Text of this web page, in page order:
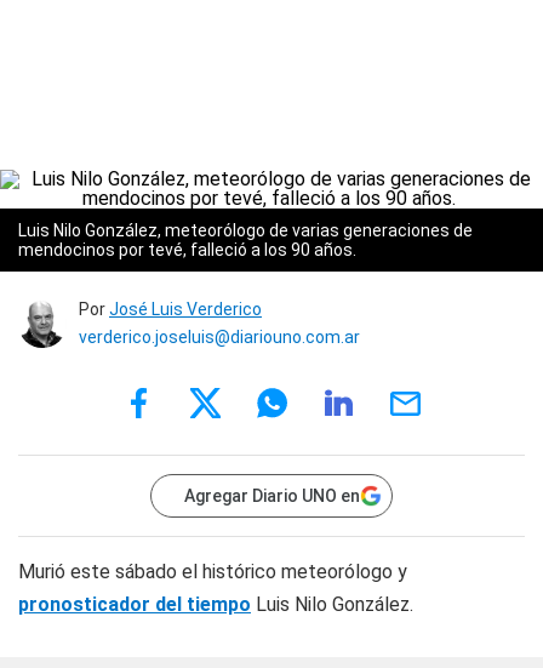
Luis Nilo González, meteorólogo de varias generaciones de
mendocinos por tevé, falleció a los 90 años.
PorJosé Luis Verderico
verderico.joseluis@diariouno.com.ar
Agregar Diario UNO en
Murió este sábado el histórico meteorólogo y
pronosticador del tiempo Luis Nilo González.